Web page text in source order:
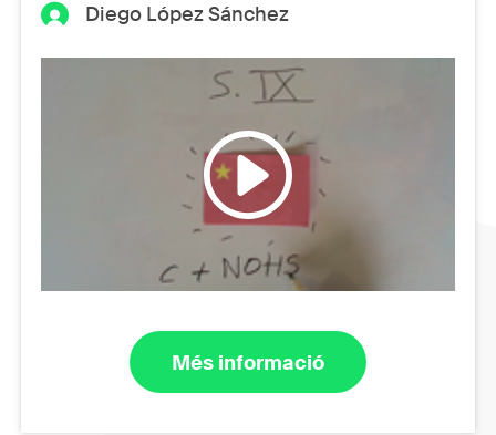
Diego López Sánchez
Més informació